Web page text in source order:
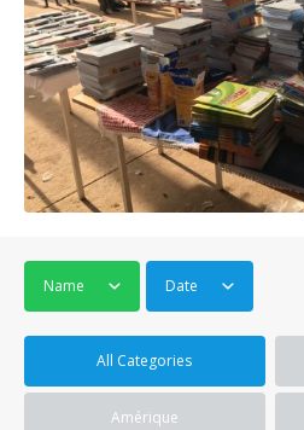
Name Date
All Categories
Amérique